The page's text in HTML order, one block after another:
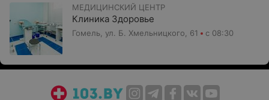
МЕДИЦИНСКИЙ ЦЕНТР
Клиника Здоровье
Гомель, ул. Б. Хмельницкого, 61 с 08:30